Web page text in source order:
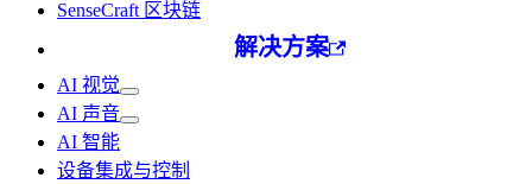
SenseCraft 区块链
解决方案
AI 视觉
AI 声音
AI 智能
设备集成与控制